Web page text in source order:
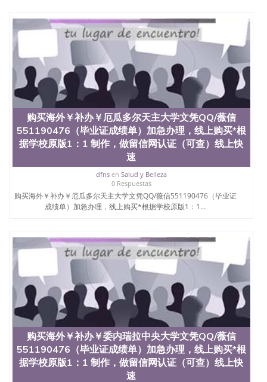
University）圣何塞州立大学学位证（San Jose State
University）圣何塞州立大学学位证（San Jose State
University）圣何塞州立大学结业证（San Jose State
University）圣何塞州立大学结业证（San Jose State
University）圣何塞州立大学结业证（San Jose State
University）圣何塞州立大学学位证（San Jose State
University）圣何塞州立大学学位证（San Jose State
University）圣何塞州立大学学历证书（San Jose
State University）圣何塞州立大学学历证书（San
Jose State University）圣何塞州立大学学历证书
（San Jose State University）澳洲读书未毕业找人做
文凭学位qq微信551190476澳洲读CQU中央昆士兰大
学学历 绩单购买学位证书/澳洲读本科硕士做文凭/购
买澳洲大学毕业证成绩单假文凭学历
offieUniversityofSouthernQueensland 澳洲读书未毕
业找人做文凭学位qq微信551190476澳洲读CQU中央
昆士兰大学学历成绩单购买学位证书/澳洲读本科硕
士做文凭/购买澳洲大学毕业证成绩单假文凭学历购
据学校原版1：1 制作，做留信网认证（可查）线上快
速操作，诚信经营，推荐
购买海外￥补办￥厄瓜多尔天主大学文凭QQ/薇信
551190476（毕业证成绩单）加急办理，线上购买*根
据学校原版1：1 制作，做留信网认证（可查）线上快
速
dfnsen Salud y Belleza
0 Respuestas
购买海外￥补办￥厄瓜多尔天主大学文凭QQ/薇信551190476（毕业证
成绩单）加急办理，线上购买*根据学校原版1：1...
购买海外￥补办￥委内瑞拉中央大学文凭QQ/薇信
551190476（毕业证成绩单）加急办理，线上购买*根
据学校原版1：1 制作，做留信网认证（可查）线上快
速